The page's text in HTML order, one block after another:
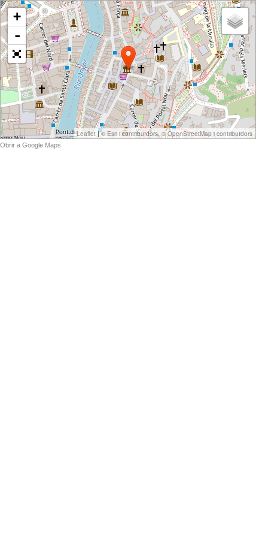
+
-
Leaflet |© Esri i contribuïdors, © OpenStreetMap i contribuïdors
Obrir a Google Maps